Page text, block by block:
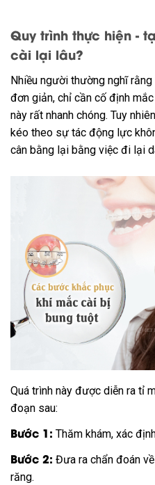
Quy trình thực hiện -
cài lại lâu?
Nhiều người thường nghĩ
đơn giản, chỉ cần cố định
này rất nhanh chóng. Tuy
kéo theo sự tác động lực
cân bằng lại bằng việc đi lại
Quá trình này được diễn ra tỉ
đoạn sau:
Bước 1: Thăm khám, xác
Bước 2: Đưa ra chẩn đoán
răng.